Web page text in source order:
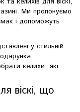
Ми пропонуємо
і допоможуть
у стильній
келихи, які
віскі, що